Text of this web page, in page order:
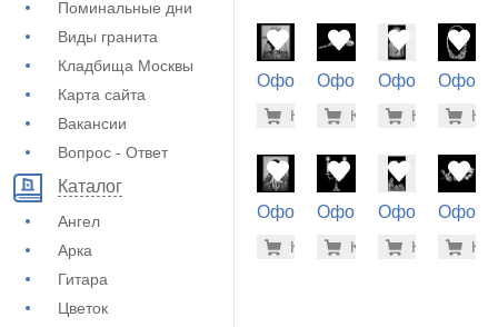
Поминальные дни
Виды гранита
Кладбища Москвы
Карта сайта
Вакансии
Вопрос - Ответ
Каталог
Ангел
Арка
Гитара
Цветок
Оформление
(73-452)
-7% 1.900
Купить
Оформление
(71-498)
-7%
Купить
Оформление
(72-280)
-
Купить(71-
Оформление
(73-485)
-7% 1.900
Купить
Оформление
(71-199)
-7%
Купить
Оформление
(72-220)
-
Купить(71-